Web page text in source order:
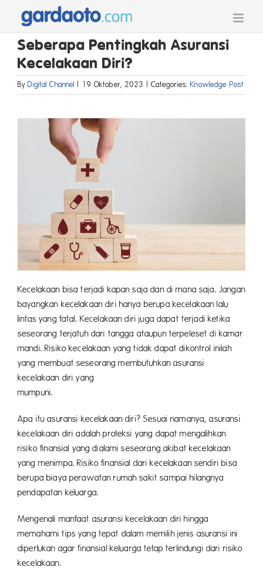
content
Seberapa Pentingkah Asuransi
Kecelakaan Diri?
By Digital Channel | 19 Oktober, 2023 | Categories:Knowledge Post
Kecelakaan bisa terjadi kapan saja dan di mana saja. Jangan
bayangkan kecelakaan diri hanya berupa kecelakaan lalu
lintas yang fatal. Kecelakaan diri juga dapat terjadi ketika
seseorang terjatuh dari tangga ataupun terpeleset di kamar
mandi. Risiko kecelakaan yang tidak dapat dikontrol inilah
yang membuat seseorang membutuhkan asuransi
kecelakaan diri yang
Apa itu asuransi kecelakaan diri? Sesuai namanya, asuransi
kecelakaan diri adalah proteksi yang dapat mengalihkan
risiko finansial yang dialami seseorang akibat kecelakaan
yang menimpa. Risiko finansial dari kecelakaan sendiri bisa
berupa biaya perawatan rumah sakit sampai hilangnya
pendapatan keluarga.
Mengenali manfaat asuransi kecelakaan diri hingga
memahami tips yang tepat dalam memilih jenis asuransi ini
diperlukan agar finansial keluarga tetap terlindungi dari risiko